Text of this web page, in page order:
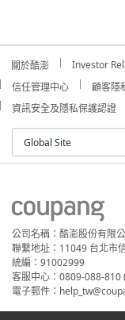
關於酷澎 Investor
信任管理中心
顧客隱
資訊安全及隱私保護認證
Global Site
公司名稱：酷澎股份有限
聯繫地址：11049 台北市
統編：91002999
客服中心：0809-088-
電子郵件：